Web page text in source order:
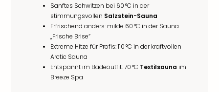
Sanftes Schwitzen bei 60 °C in der
stimmungsvollen Salzstein-Sauna
Erfrischend anders: milde 60 °C in der Sauna
„Frische Brise“
Extreme Hitze für Profis: 110 °C in der kraftvollen
Arctic Sauna
Entspannt im Badeoutfit: 70 °C Textilsauna im
Breeze Spa